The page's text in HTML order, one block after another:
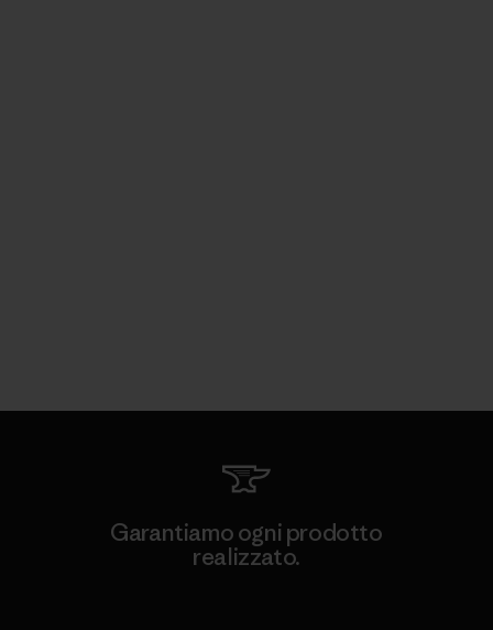
Garantiamo ogni prodotto
realizzato.